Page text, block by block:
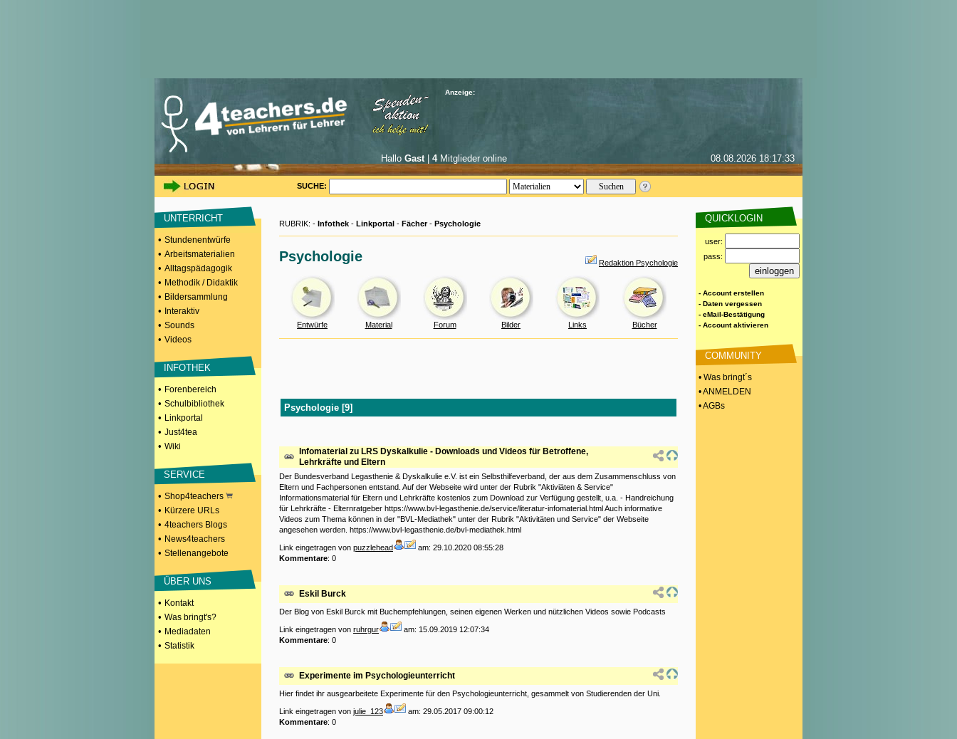
Anzeige:
Hallo Gast| 4Mitglieder online 08.08.2026 18:17:33
SUCHE:
UNTERRICHT
• Stundenentwürfe
• Arbeitsmaterialien
• Alltagspädagogik
• Methodik / Didaktik
• Bildersammlung
• Interaktiv
• Sounds
• Videos
INFOTHEK
• Forenbereich
• Schulbibliothek
• Linkportal
• Just4tea
• Wiki
SERVICE
• Shop4teachers
• Kürzere URLs
• 4teachers Blogs
• News4teachers
• Stellenangebote
ÜBER UNS
• Kontakt
• Was bringt's?
• Mediadaten
• Statistik
RUBRIK: - Infothek - Linkportal - Fächer- Psychologie
Psychologie Redaktion Psychologie
Entwürfe Material Forum Bilder Links Bücher
Psychologie [9]
Infomaterial zu LRS Dyskalkulie - Downloads und Videos für Betroffene,
Lehrkräfte und Eltern
Der Bundesverband Legasthenie & Dyskalkulie e.V. ist ein Selbsthilfeverband, der aus dem Zusammenschluss von
Eltern und Fachpersonen entstand. Auf der Webseite wird unter der Rubrik "Aktiviäten & Service"
Informationsmaterial für Eltern und Lehrkräfte kostenlos zum Download zur Verfügung gestellt, u.a. - Handreichung
für Lehrkräfte - Elternratgeber https://www.bvl-legasthenie.de/service/literatur-infomaterial.html Auch informative
Videos zum Thema können in der "BVL-Mediathek" unter der Rubrik "Aktivitäten und Service" der Webseite
angesehen werden. https://www.bvl-legasthenie.de/bvl-mediathek.html
Link eingetragen von puzzlehead
am: 29.10.2020 08:55:28
Kommentare: 0
Eskil Burck
Der Blog von Eskil Burck mit Buchempfehlungen, seinen eigenen Werken und nützlichen Videos sowie Podcasts
Link eingetragen von ruhrgur
am: 15.09.2019 12:07:34
Kommentare: 0
Experimente im Psychologieunterricht
Hier findet ihr ausgearbeitete Experimente für den Psychologieunterricht, gesammelt von Studierenden der Uni.
Link eingetragen von julie_123
am: 29.05.2017 09:00:12
Kommentare: 0
QUICKLOGIN
user:
pass:
- Account erstellen
- Daten vergessen
- eMail-Bestätigung
- Account aktivieren
COMMUNITY
• Was bringt´s
• ANMELDEN
• AGBs